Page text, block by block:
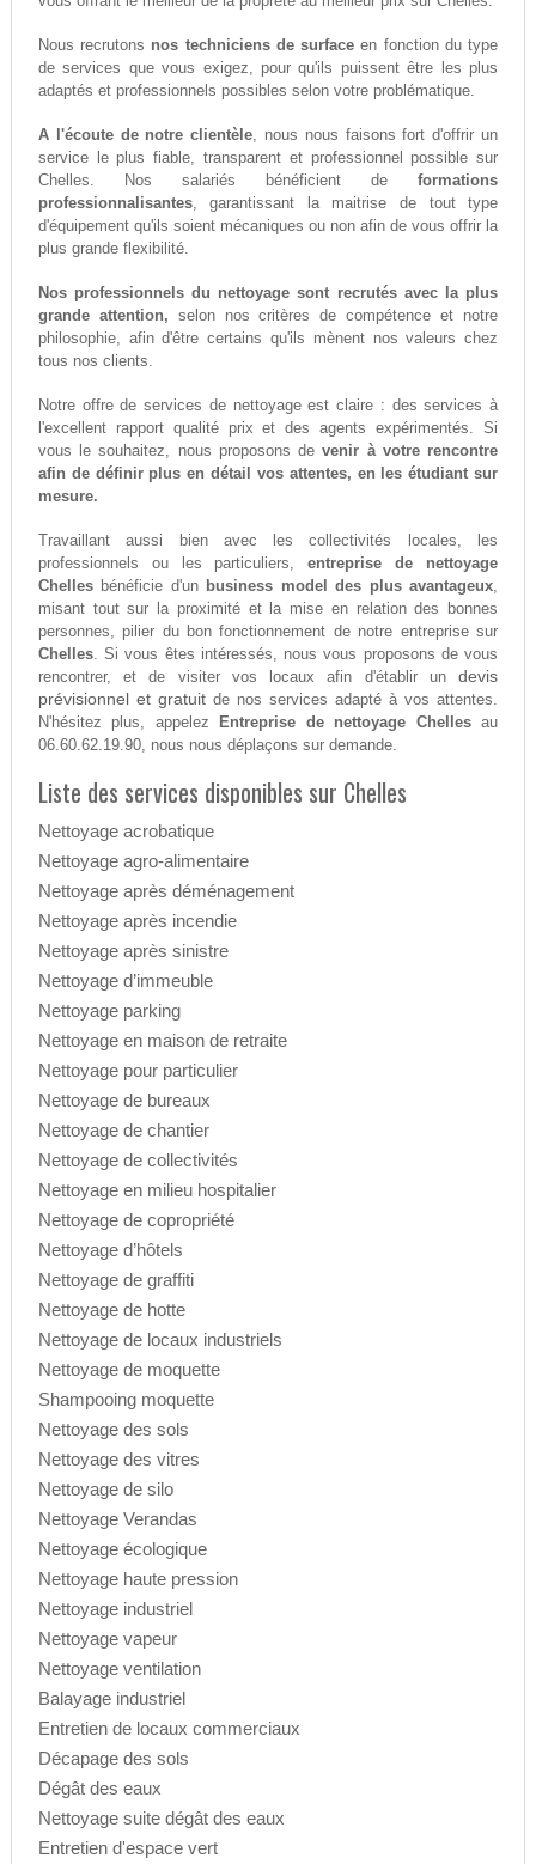
Nous recrutons nos techniciens de surface en fonction du type
de services que vous exigez, pour qu'ils puissent être les plus
adaptés et professionnels possibles selon votre problématique.
A l'écoute de notre clientèle, nous nous faisons fort d'offrir un
service le plus fiable, transparent et professionnel possible sur
Chelles. Nos salariés bénéficient deformations
professionnalisantes, garantissant la maitrise de tout type
d'équipement qu'ils soient mécaniques ou non afin de vous offrir la
plus grande flexibilité.
Nos professionnels du nettoyage sont recrutés avec la plus
grande attention, selon nos critères de compétence et notre
philosophie, afin d'être certains qu'ils mènent nos valeurs chez
tous nos clients.
Notre offre de services de nettoyage est claire : des services à
l'excellent rapport qualité prix et des agents expérimentés. Si
vous le souhaitez, nous proposons devenir à votre rencontre
afin de définir plus en détail vos attentes, en les étudiant sur
mesure.
Travaillant aussi bien avec les collectivités locales, les
professionnels ou les particuliers,entreprise de nettoyage
Chellesbénéficie d'un business model des plus avantageux,
misant tout sur la proximité et la mise en relation des bonnes
personnes, pilier du bon fonctionnement de notre entreprise sur
Chelles. Si vous êtes intéressés, nous vous proposons de vous
rencontrer, et de visiter vos locaux afin d'établir undevis
prévisionnel et gratuitde nos services adapté à vos attentes.
N'hésitez plus, appelez
Entreprise de nettoyage Chellesau
06.60.62.19.90, nous nous déplaçons sur demande.
Liste des services disponibles sur Chelles
Nettoyage acrobatique
Nettoyage agro-alimentaire
Nettoyage après déménagement
Nettoyage après incendie
Nettoyage après sinistre
Nettoyage d’immeuble
Nettoyage parking
Nettoyage en maison de retraite
Nettoyage pour particulier
Nettoyage de bureaux
Nettoyage de chantier
Nettoyage de collectivités
Nettoyage en milieu hospitalier
Nettoyage de copropriété
Nettoyage d’hôtels
Nettoyage de graffiti
Nettoyage de hotte
Nettoyage de locaux industriels
Nettoyage de moquette
Shampooing moquette
Nettoyage des sols
Nettoyage des vitres
Nettoyage de silo
Nettoyage Verandas
Nettoyage écologique
Nettoyage haute pression
Nettoyage industriel
Nettoyage vapeur
Nettoyage ventilation
Balayage industriel
Entretien de locaux commerciaux
Décapage des sols
Dégât des eaux
Nettoyage suite dégât des eaux
Entretien d'espace vert